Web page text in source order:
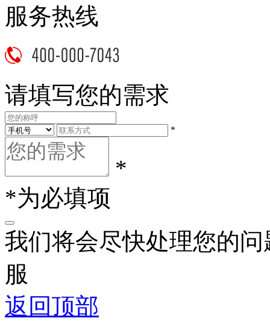
服务热线
请填写您的需求
*
*
*为必填项
我们将会尽快处理您的
服
返回顶部